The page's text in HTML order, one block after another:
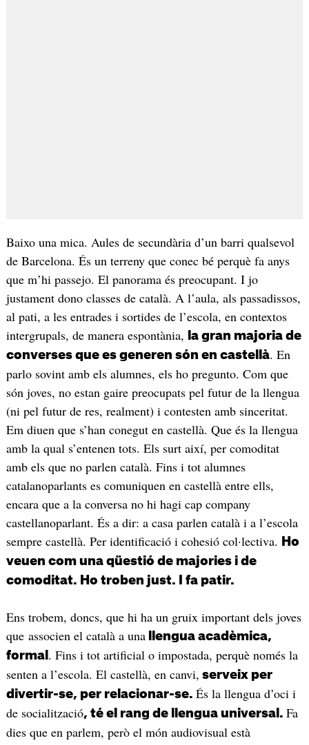
Baixo una mica. Aules de secundària d’un barri qualsevol
de Barcelona. És un terreny que conec bé perquè fa anys
que m’hi passejo. El panorama és preocupant. I jo
justament dono classes de català. A l’aula, als passadissos,
al pati, a les entrades i sortides de l’escola, en contextos
intergrupals, de manera espontània,
la gran majoria de
converses que es generen són en castellà. En
parlo sovint amb els alumnes, els ho pregunto. Com que
són joves, no estan gaire preocupats pel futur de la llengua
(ni pel futur de res, realment) i contesten amb sinceritat.
Em diuen que s’han conegut en castellà. Que és la llengua
amb la qual s’entenen tots. Els surt així, per comoditat
amb els que no parlen català. Fins i tot alumnes
catalanoparlants es comuniquen en castellà entre ells,
encara que a la conversa no hi hagi cap company
castellanoparlant. És a dir: a casa parlen català i a l’escola
sempre castellà. Per identificació i cohesió col·lectiva.
Ho
veuen com una qüestió de majories i de
comoditat. Ho troben just. I fa patir.
Ens trobem, doncs, que hi ha un gruix important dels joves
que associen el català a unallengua acadèmica,
formal . Fins i tot artificial o impostada, perquè només la
senten a l’escola. El castellà, en canvi, serveix per
divertir-se, per relacionar-se. És la llengua d’oci i
de socialització, té el rang de llengua universal. Fa
dies que en parlem, però el món audiovisual està